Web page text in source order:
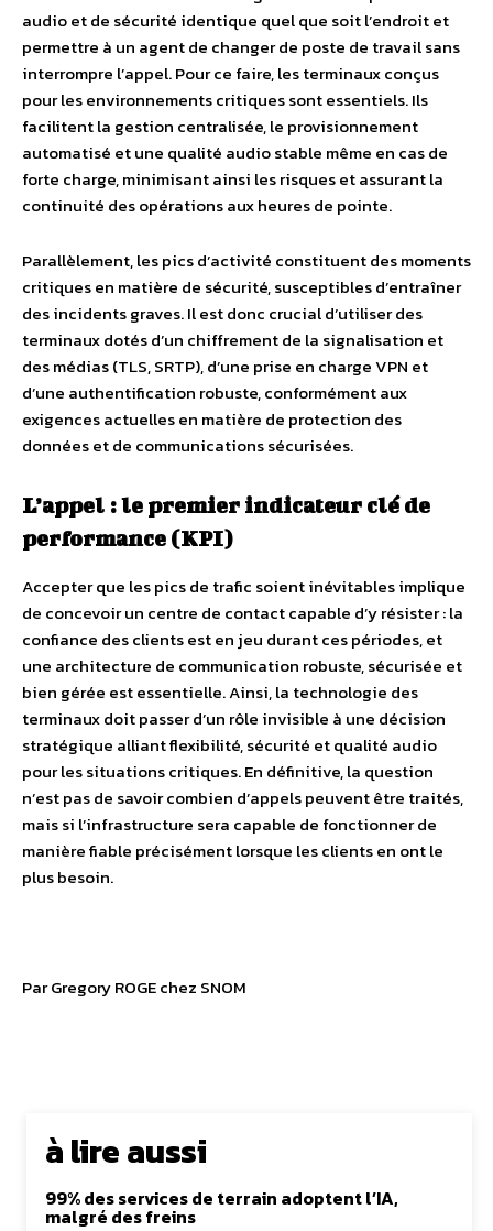
audio et de sécurité identique quel que soit l’endroit et
permettre à un agent de changer de poste de travail sans
interrompre l’appel. Pour ce faire, les terminaux conçus
pour les environnements critiques sont essentiels. Ils
facilitent la gestion centralisée, le provisionnement
automatisé et une qualité audio stable même en cas de
forte charge, minimisant ainsi les risques et assurant la
continuité des opérations aux heures de pointe.
Parallèlement, les pics d’activité constituent des moments
critiques en matière de sécurité, susceptibles d’entraîner
des incidents graves. Il est donc crucial d’utiliser des
terminaux dotés d’un chiffrement de la signalisation et
des médias (TLS, SRTP), d’une prise en charge VPN et
d’une authentification robuste, conformément aux
exigences actuelles en matière de protection des
données et de communications sécurisées.
L’appel : le premier indicateur clé de
performance (KPI)
Accepter que les pics de trafic soient inévitables implique
de concevoir un centre de contact capable d’y résister : la
confiance des clients est en jeu durant ces périodes, et
une architecture de communication robuste, sécurisée et
bien gérée est essentielle. Ainsi, la technologie des
terminaux doit passer d’un rôle invisible à une décision
stratégique alliant flexibilité, sécurité et qualité audio
pour les situations critiques. En définitive, la question
n’est pas de savoir combien d’appels peuvent être traités,
mais si l’infrastructure sera capable de fonctionner de
manière fiable précisément lorsque les clients en ont le
plus besoin.
Par Gregory ROGE chez SNOM
à lire aussi
99% des services de terrain adoptent l’IA,
malgré des freins